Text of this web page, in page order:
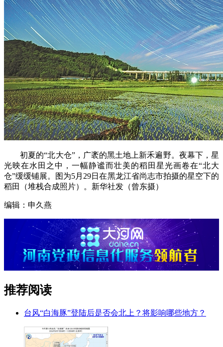
初夏的“北大仓”，广袤的黑土地上新禾遍野。夜幕下，星
光映在水田之中，一幅静谧而壮美的稻田星光画卷在“北大
仓”缓缓铺展。图为5月29日在黑龙江省尚志市拍摄的星空下的
稻田（堆栈合成照片）。新华社发（曾东摄）
编辑：申久燕
推荐阅读
台风“白海豚”登陆后是否会北上？将影响哪些地方？